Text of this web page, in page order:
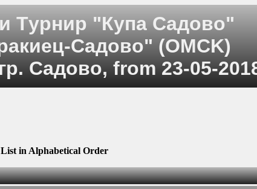
Tурнир "Купа Садово"
Садово" (OMCK)
Садово, from 23-05-
in Alphabetical Order